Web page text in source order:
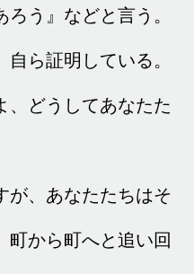
う』などと言う。
ら証明している。
、どうしてあなたた
、あなたたちはそ
町から町へと追い回